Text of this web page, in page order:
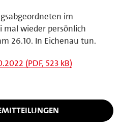
im
mal wieder persönlich
26.10. In Eichenau tun.
(PDF, 523 kB)